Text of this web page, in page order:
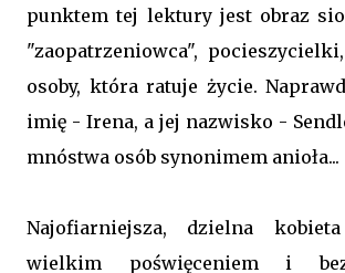
punktem tej lektury jest obraz
"zaopatrzeniowca",
osoby, która ratuje życie.
imię - Irena, a jej nazwisko -
mnóstwa osób synonimem anioła...
Najofiarniejsza, dzielna
wielkim poświęceniem i